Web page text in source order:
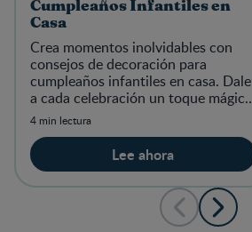
Cumpleaños Infantiles en
Casa
Crea momentos inolvidables con
consejos de decoración para
cumpleaños infantiles en casa. Dale
a cada celebración un toque mágico
y especial. ¡Descubre cómo!
4 min lectura
Lee ahora